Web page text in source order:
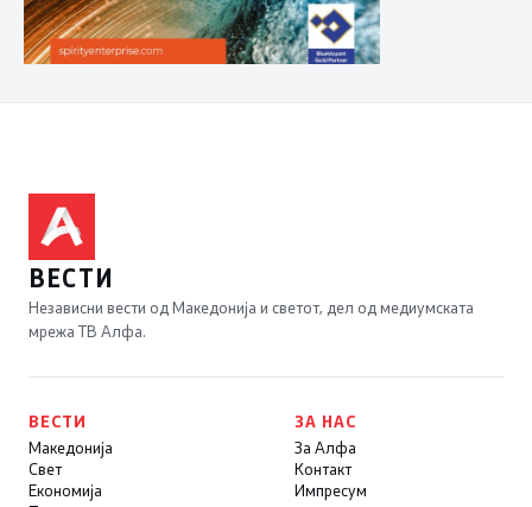
ВЕСТИ
Независни вести од Македонија и светот, дел од медиумската
мрежа ТВ Алфа.
ВЕСТИ
Македонија
Свет
Економија
ЗА НАС
За Алфа
Контакт
Импресум